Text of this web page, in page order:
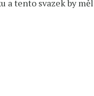
a tento svazek by